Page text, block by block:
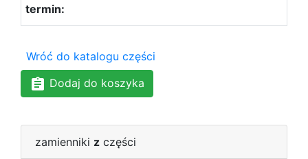
Wróć do katalogu części
Dodaj do koszyka
zamienniki z części